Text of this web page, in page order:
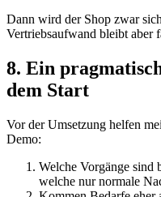
Dann wird der Shop zwar
Vertriebsaufwand bleibt aber
8. Ein
dem Start
Vor der Umsetzung helfen
Demo:
Welche Vorgänge sind
welche nur normale